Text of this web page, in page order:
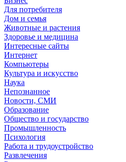
Для потребителя
Дом и семья
Животные и растения
Здоровье и медицина
Интересные сайты
Интернет
Компьютеры
Культура и искусство
Наука
Непознанное
Новости, СМИ
Образование
Общество и государство
Промышленность
Психология
Работа и трудоустройство
Развлечения